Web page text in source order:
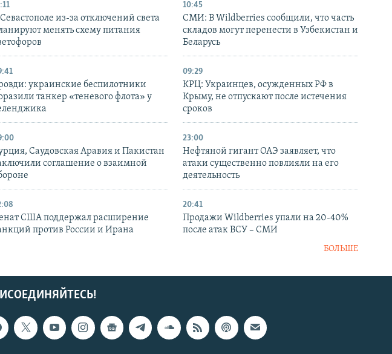
из-за отключений света
менять схему питания
10:45
СМИ: В Wildberries сообщили, что часть
складов могут перенести в Узбекистан и
Беларусь
украинские беспилотники
танкер «теневого флота» у
09:29
КРЦ: Украинцев, осужденных РФ в
Крыму, не отпускают после истечения
сроков
Саудовская Аравия и Пакистан
соглашение о взаимной
23:00
Нефтяной гигант ОАЭ заявляет, что
атаки существенно повлияли на его
деятельность
США поддержал расширение
против России и Ирана
20:41
Продажи Wildberries упали на 20-40%
после атак ВСУ – СМИ
БОЛЬШЕ